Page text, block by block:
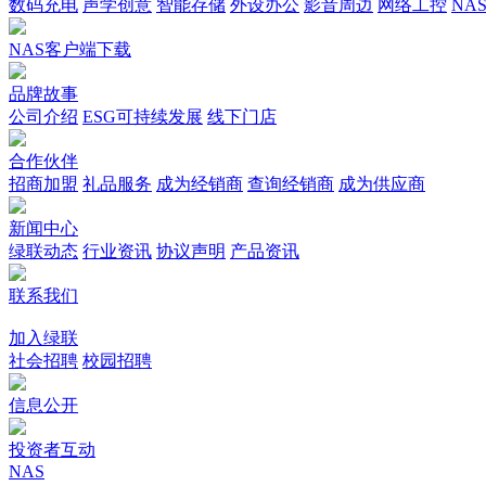
数码充电 声学创意 智能存储 外设办公 影音周边 网络工控
NAS客户端下载
品牌故事
公司介绍 ESG可持续发展 线下门店
合作伙伴
招商加盟 礼品服务 成为经销商 查询经销商 成为供应商
新闻中心
绿联动态 行业资讯 协议声明 产品资讯
联系我们
加入绿联
社会招聘 校园招聘
信息公开
投资者互动
NAS